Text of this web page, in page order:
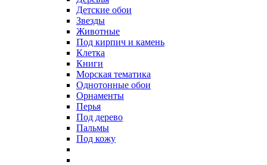
Детские обои
Звезды
Животные
Под кирпич и камень
Клетка
Книги
Морская тематика
Однотонные обои
Орнаменты
Перья
Под дерево
Пальмы
Под кожу